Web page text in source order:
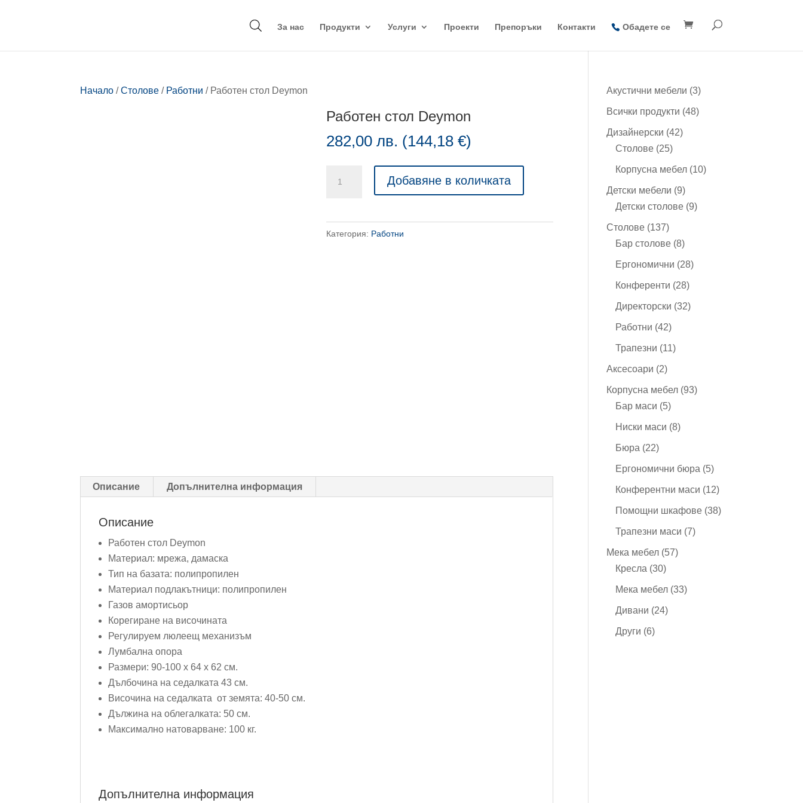
За нас Продукти Услуги Проекти Препоръки Контакти Обадете се
Начало /Столове / Работни / Работен стол Deymon
Работен стол Deymon
282,00лв. (144,18€)
стол
Deymon
Добавяне в количката
Категория: Работни
Описание Допълнителна информация
Описание
Работен стол Deymon
Материал: мрежа, дамаска
Тип на базата: полипропилен
Материал подлакътници: полипропилен
Газов амортисьор
Корегиране на височината
Регулируем люлеещ механизъм
Лумбална опора
Размери: 90-100 х 64 х 62 см.
Дълбочина на седалката 43 см.
Височина на седалката от земята: 40-50 см.
Дължина на облегалката: 50 см.
Максимално натоварване: 100 кг.
Допълнителна информация
Акустични мебели 33
продукта
Всички продукти 4848
Дизайнерски 4242
Столове 2525
продукта
Корпусна мебел 1010
Детски мебели 99
продукта
Детски столове 99
Столове 137137
продукта
Бар столове 88
продукта
Ергономични 2828
Конференти 2828
продукта
Директорски 3232
Работни 4242
продукта
Трапезни 1111
Аксесоари 22
продукта
Корпусна мебел 9393
Бар маси 55
продукта
Ниски маси 88
Бюра 2222
продукта
Ергономични бюра 55
продукта
Конферентни маси 1212
продукта
Помощни шкафове 3838
Трапезни маси 77
Мека мебел 5757
Кресла 3030
продукта
Мека мебел 3333
Дивани 2424
Други 66